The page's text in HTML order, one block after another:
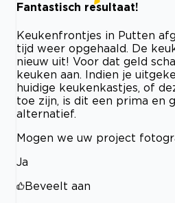
Fantastisch resultaat!
Keukenfrontjes in Putten
tijd weer opgehaald. De
nieuw uit! Voor dat geld
keuken aan. Indien je
huidige keukenkastjes, of
toe zijn, is dit een prima en
alternatief.
Mogen we uw project
Ja
Beveelt aan